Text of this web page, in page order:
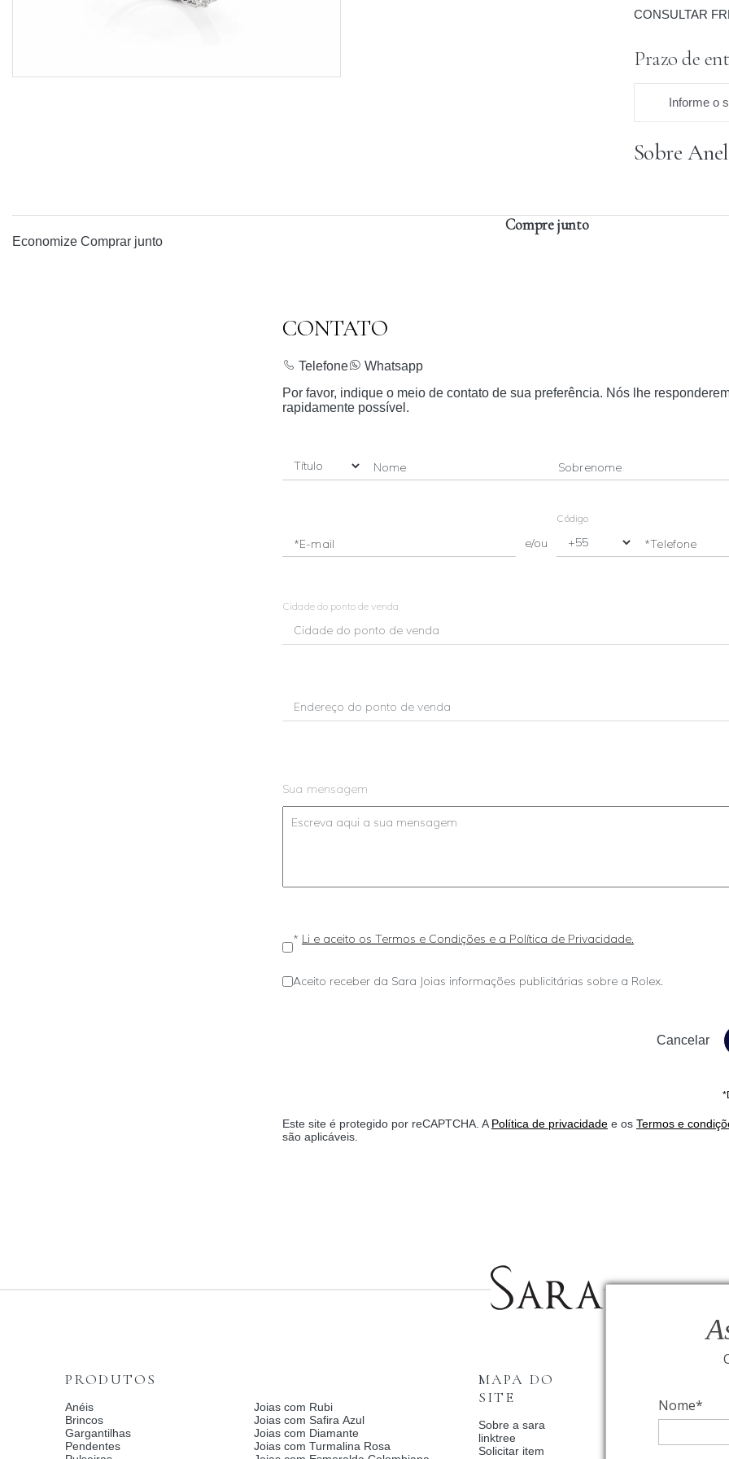
Nome*
CONSULTAR
Prazo de
Informe o
Sobre
Compre junto
Economize Comprar junto
CONTATO
Telefone
Whatsapp
Por favor, indique o meio de contato de sua preferência. Nós lhe
rapidamente possível.
Nome Sobrenome
*E-mail e/ou
Código
*Telefone
Cidade do ponto de venda
Sua mensagem
* Li e aceito os Termos e Condições e a Política de Privacidade.
Aceito receber da Sara Joias informações publicitárias sobre a Rolex.
Este site é protegido por reCAPTCHA. APolítica de privacidade e os Termos e
são aplicáveis.
Fale Conosco
Relógios BVLGARI
Condições de
MAPA DO
SITE
Sobre a sara
linktree
Solicitar item
PRODUTOS
Anéis
Brincos
Gargantilhas
Pendentes
Joias com Rubi
Joias com Safira Azul
Joias com Diamante
Joias com Turmalina Rosa